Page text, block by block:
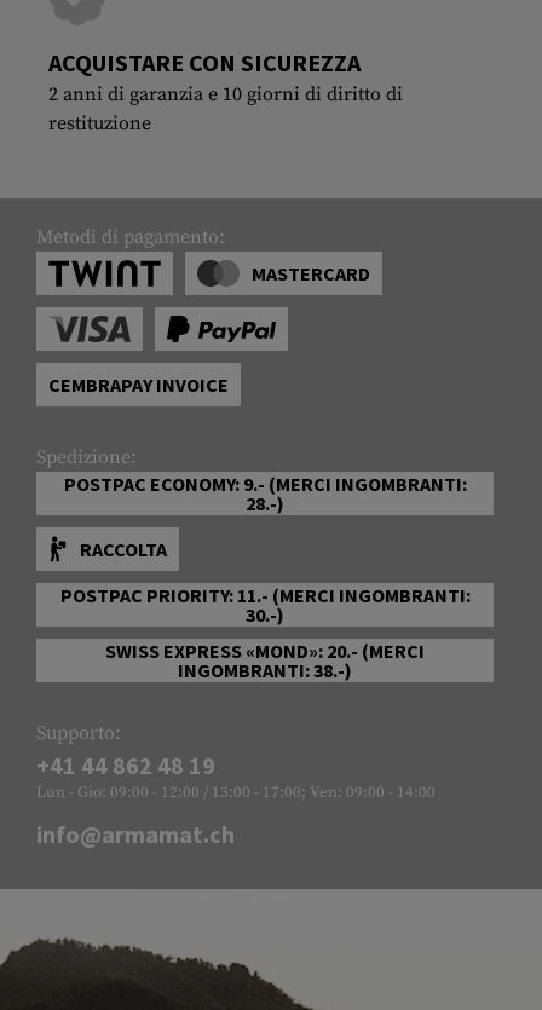
ACQUISTARE CON SICUREZZA
2 anni di garanzia e 10 giorni di diritto di
restituzione
Metodi di pagamento:
MASTERCARD
CEMBRAPAY INVOICE
Spedizione:
POSTPAC ECONOMY: 9.- (MERCI INGOMBRANTI:
28.-)
RACCOLTA
POSTPAC PRIORITY: 11.- (MERCI INGOMBRANTI:
30.-)
SWISS EXPRESS «MOND»: 20.- (MERCI
INGOMBRANTI: 38.-)
Supporto:
+41 44 862 48 19
Lun - Gio: 09:00 - 12:00 / 13:00 - 17:00; Ven: 09:00 - 14:00
info@armamat.ch